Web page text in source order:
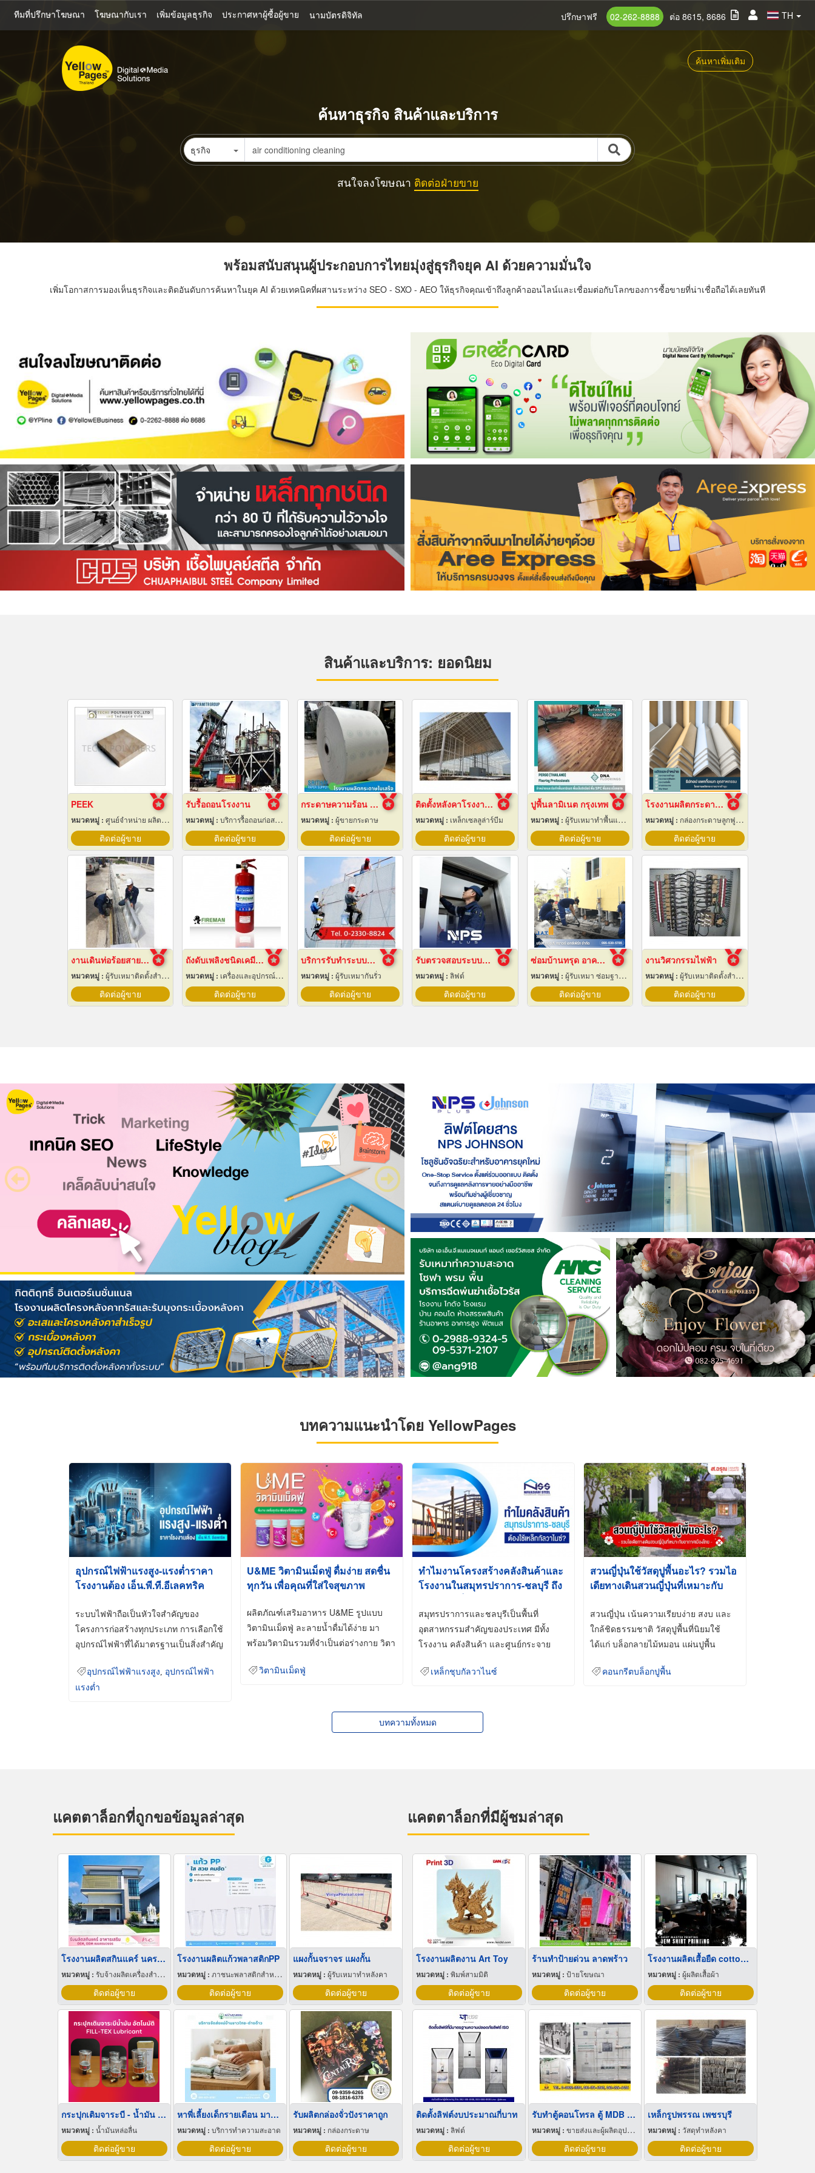
หลัก
ทีมที่ปรึกษาโฆษณา โฆษณากับเรา เพิ่มข้อมูลธุรกิจ ประกาศหาผู้ซื้อผู้ขาย นามบัตรดิจิทัล TH
ปรึกษาฟรี 02-262-8888 ต่อ 8615, 8686
ค้นหาเพิ่มเติม
ค้นหาธุรกิจ สินค้าและบริการ
ธุรกิจ
สนใจลงโฆษณา ติดต่อฝ่ายขาย
พร้อมสนับสนุนผู้ประกอบการไทยมุ่งสู่ธุรกิจยุค AI ด้วยความมั่นใจ
เพิ่มโอกาสการมองเห็นธุรกิจและติดอันดับการค้นหาในยุค AI ด้วยเทคนิคที่ผสานระหว่าง SEO - SXO - AEO ให้ธุรกิจคุณเข้าถึงลูกค้าออนไลน์และเชื่อมต่อกับโลกของการซื้อขายที่น่าเชื่อถือได้เลยทันที
สินค้าและบริการ: ยอดนิยม
PEEK
หมวดหมู่ : ศูนย์จำหน่าย ผลิตภัณฑ์พลาสติกชนิดแท่ง ท่อ แผ่นและสาย
ติดต่อผู้ขาย
รับรื้อถอนโรงงาน
หมวดหมู่ : บริการรื้อถอนก่อสร้าง
ติดต่อผู้ขาย
กระดาษความร้อน 57x80 ราคาส่ง
หมวดหมู่ : ผู้ขายกระดาษ
ติดต่อผู้ขาย
ติดตั้งหลังคาโรงงานเซลลูล่าร์บีม
หมวดหมู่ : เหล็กเซลลูล่าร์บีม
ติดต่อผู้ขาย
ปูพื้นลามิเนต กรุงเทพ
หมวดหมู่ : ผู้รับเหมาทำพื้นและทางเดิน
ติดต่อผู้ขาย
โรงงานผลิตกระดาษฉากเข้ามุม
หมวดหมู่ : กล่องกระดาษลูกฟูกและไฟเบอร์
ติดต่อผู้ขาย
งานเดินท่อร้อยสายไฟฟ้า ระยอง
หมวดหมู่ : ผู้รับเหมาติดตั้งสำหรับบ้านและโรงงานไฟฟ้า
ติดต่อผู้ขาย
ถังดับเพลิงชนิดเคมีแห้ง สำหรับติดรถยนต์
หมวดหมู่ : เครื่องและอุปกรณ์ดับเพลิง
ติดต่อผู้ขาย
บริการรับทำระบบกันซึม
หมวดหมู่ : ผู้รับเหมากันรั่ว
ติดต่อผู้ขาย
รับตรวจสอบระบบลิฟต์ ซ่อมบำรุงรักษา Maintenance
หมวดหมู่ : ลิฟต์
ติดต่อผู้ขาย
ซ่อมบ้านทรุด อาคารทรุด
หมวดหมู่ : ผู้รับเหมา ซ่อมฐานรากและโครงสร้างก่อสร้าง
ติดต่อผู้ขาย
งานวิศวกรรมไฟฟ้า
หมวดหมู่ : ผู้รับเหมาติดตั้งสำหรับบ้านและโรงงานไฟฟ้า
ติดต่อผู้ขาย
บทความแนะนำโดย YellowPages
อุปกรณ์ไฟฟ้าแรงสูง-แรงต่ำราคา
โรงงานต้อง เอ็น.พี.ที.อีเลคทริค
ระบบไฟฟ้าถือเป็นหัวใจสำคัญของ
โครงการก่อสร้างทุกประเภท การเลือกใช้
อุปกรณ์ไฟฟ้าที่ได้มาตรฐานเป็นสิ่งสำคัญ
อุปกรณ์ไฟฟ้าแรงสูง
อุปกรณ์ไฟฟ้า
แรงต่ำ
U&ME วิตามินเม็ดฟู่ ดื่มง่าย สดชื่น
ทุกวัน เพื่อคุณที่ใส่ใจสุขภาพ
ผลิตภัณฑ์เสริมอาหาร U&ME รูปแบบ
วิตามินเม็ดฟู่ ละลายน้ำดื่มได้ง่าย มา
พร้อมวิตามินรวมที่จำเป็นต่อร่างกาย วิตา
วิตามินเม็ดฟู่
ทำไมงานโครงสร้างคลังสินค้าและ
โรงงานในสมุทรปราการ-ชลบุรี ถึง
Galvanized)
สมุทรปราการและชลบุรีเป็นพื้นที่
อุตสาหกรรมสำคัญของประเทศ มีทั้ง
โรงงาน คลังสินค้า และศูนย์กระจาย
เหล็กชุบกัลวาไนซ์
สวนญี่ปุ่นใช้วัสดุปูพื้นอะไร? รวมไอ
เดียทางเดินสวนญี่ปุ่นที่เหมาะกับ
สวนญี่ปุ่น เน้นความเรียบง่าย สงบ และ
ใกล้ชิดธรรมชาติ วัสดุปูพื้นที่นิยมใช้
ได้แก่ บล็อกลายไม้หมอน แผ่นปูพื้น
คอนกรีตบล็อกปูพื้น
บทความทั้งหมด
แคตตาล็อกที่ถูกขอข้อมูลล่าสุด
โรงงานผลิตสกินแคร์ นครปฐม
หมวดหมู่ : รับจ้างผลิตเครื่องสำอาง
ติดต่อผู้ขาย
โรงงานผลิตแก้วพลาสติกPP
หมวดหมู่ : ภาชนะพลาสติกสำหรับบรรจุ
ติดต่อผู้ขาย
แผงกั้นจราจร แผงกั้น
หมวดหมู่ :ผู้รับเหมาทำหลังคา
ติดต่อผู้ขาย
กระปุกเติมจาระบี - น้ำมัน อัตโนมัติ
หมวดหมู่ : น้ำมันหล่อลื่น
ติดต่อผู้ขาย
หาพี่เลี้ยงเด็กรายเดือน มารยาทดี
หมวดหมู่ : บริการทำความสะอาด
ติดต่อผู้ขาย
รับผลิตกล่องจั่วปังราคาถูก
หมวดหมู่ : กล่องกระดาษ
ติดต่อผู้ขาย
แคตตาล็อกที่มีผู้ชมล่าสุด
โรงงานผลิตงาน Art Toy
หมวดหมู่ : พิมพ์สามมิติ
ติดต่อผู้ขาย
ร้านทำป้ายด่วน ลาดพร้าว
หมวดหมู่ : ป้ายโฆษณา
ติดต่อผู้ขาย
โรงงานผลิตเสื้อยืด cotton 100
หมวดหมู่ :ผู้ผลิตเสื้อผ้า
ติดต่อผู้ขาย
ติดตั้งลิฟต์งบประมาณกี่บาท
หมวดหมู่ : ลิฟต์
ติดต่อผู้ขาย
รับทำตู้คอนโทรล ตู้ MDB พัทยา ชลบุรี
หมวดหมู่ : ขายส่งและผู้ผลิตอุปกรณ์เครื่องใช้ไฟฟ้า
ติดต่อผู้ขาย
เหล็กรูปพรรณ เพชรบุรี
หมวดหมู่ :วัสดุทำหลังคา
ติดต่อผู้ขาย